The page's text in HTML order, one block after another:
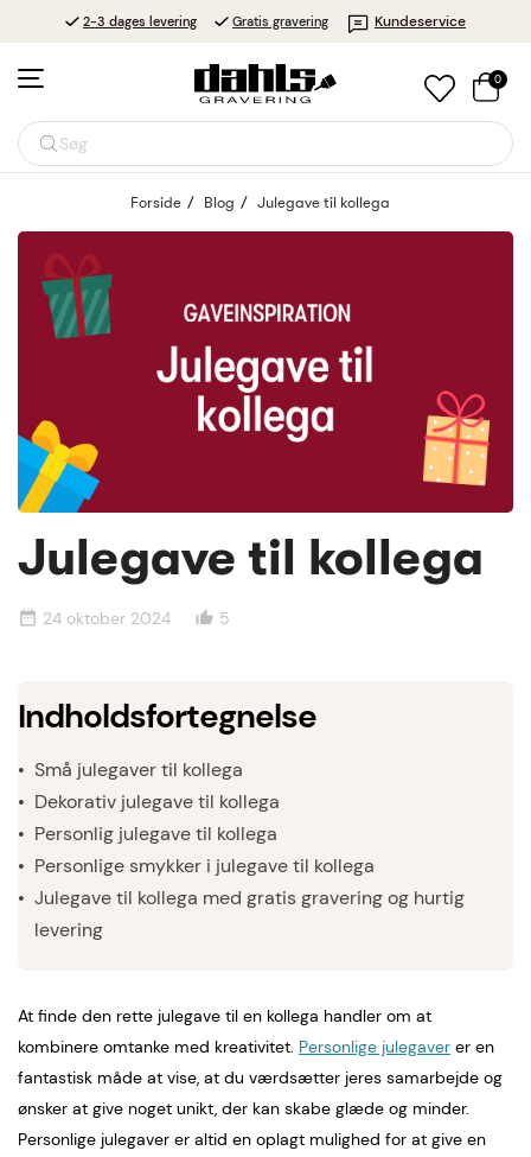
2-3 dages levering Gratis gravering Kundeservice
Søg
0
Forside Blog Julegave til kollega
Julegave til kollega
date_range 24 oktober 2024 thumb_up_alt 5
Indholdsfortegnelse
Små julegaver til kollega
Dekorativ julegave til kollega
Personlig julegave til kollega
Personlige smykker i julegave til kollega
Julegave til kollega med gratis gravering og hurtig
levering
At finde den rette julegave til en kollega handler om at
kombinere omtanke med kreativitet. Personlige julegaver er en
fantastisk måde at vise, at du værdsætter jeres samarbejde og
ønsker at give noget unikt, der kan skabe glæde og minder.
Personlige julegaver er altid en oplagt mulighed for at give en